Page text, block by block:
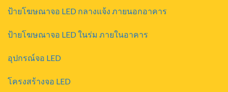
ป้ายโฆษณาจอ LED กลางแจ้ง ภายนอกอาคาร
ป้ายโฆษณาจอ LED ในร่ม ภายในอาคาร
อุปกรณ์จอ LED
โครงสร้างจอ LED